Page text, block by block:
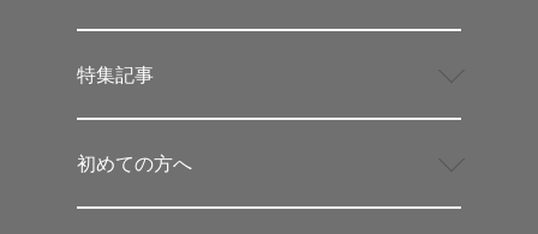
特集記事
初めての方へ